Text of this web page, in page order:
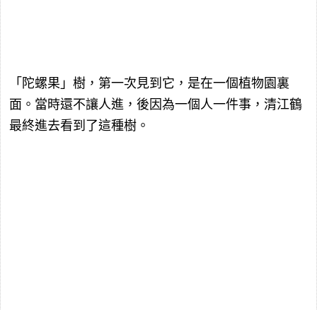
「陀螺果」樹，第一次見到它，是在一個植物園裏
面。當時還不讓人進，後因為一個人一件事，清江鶴
最終進去看到了這種樹。